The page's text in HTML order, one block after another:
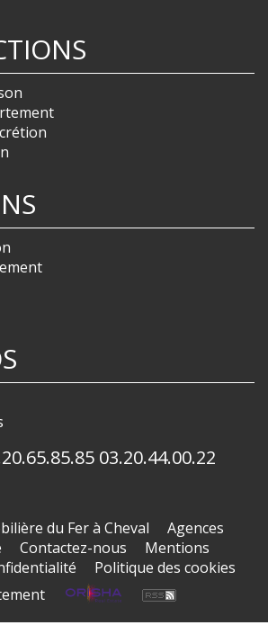
03.20.44.00.22
du Fer à Cheval
Agences
Contactez-nous
Mentions
Politique des cookies